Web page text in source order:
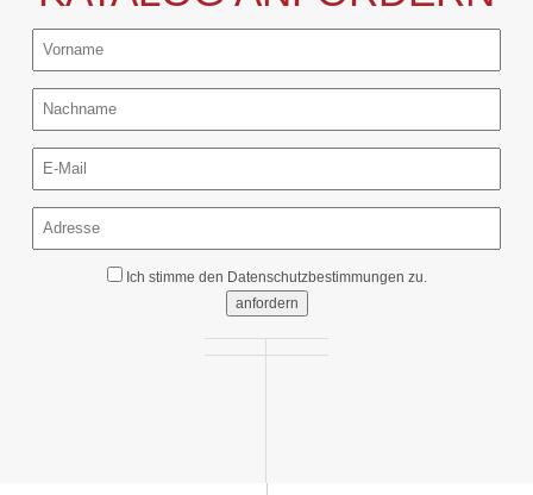
Ich stimme den Datenschutzbestimmungen zu.
anfordern